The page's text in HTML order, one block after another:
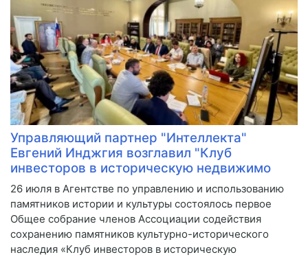
Управляющий партнер "Интеллекта"
Евгений Инджгия возглавил "Клуб
инвесторов в историческую недвижимо
26 июля в Агентстве по управлению и использованию
памятников истории и культуры состоялось первое
Общее собрание членов Ассоциации содействия
сохранению памятников культурно-исторического
наследия «Клуб инвесторов в историческую